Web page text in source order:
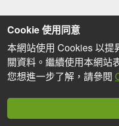
Cookie 使用同意
本網站使用 Cookies 以提
關資料。繼續使用本網站
您想進一步了解，請參閱